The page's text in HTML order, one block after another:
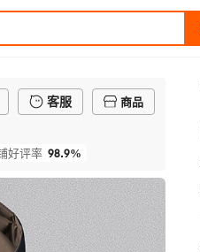
客服
商品
好评率 98.9%